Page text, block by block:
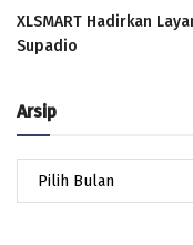
XLSMART Hadirkan
Supadio
Arsip